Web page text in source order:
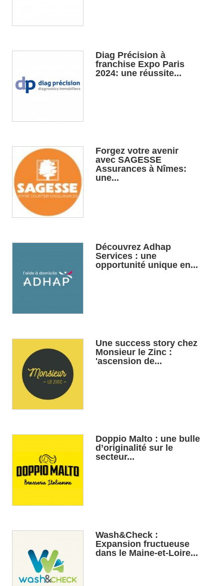
Diag Précision à
franchise Expo Paris
2024: une réussite...
Forgez votre avenir
avec SAGESSE
Assurances à Nîmes:
une...
Découvrez Adhap
Services : une
opportunité unique en...
Une success story chez
Monsieur le Zinc :
'ascension de...
Doppio Malto : une bulle
d’originalité sur le
secteur...
Wash&Check :
Expansion fructueuse
dans le Maine-et-Loire...